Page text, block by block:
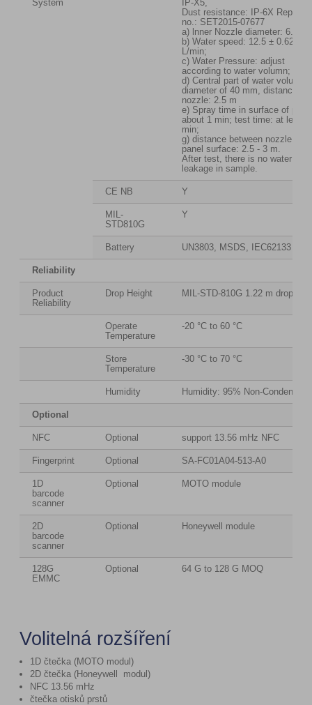
System
IP-X5,
Dust resistance: IP-6X Report
no.: SET2015-07677
a) lnner Nozzle diameter: 6.3
b) Water speed: 12.5 ± 0.625
L/min;
c) Water Pressure: adjust
according to water volumn;
d) Central part of water volumn:
diameter of 40 mm, distance
nozzle: 2.5 m
e) Spray time in surface of
about 1 min; test time: at least
min;
g) distance between nozzle and
panel surface: 2.5 - 3 m.
After test, there is no water
leakage in sample.
CE NB Y
MIL-
STD810G
Y
Battery UN3803, MSDS, IEC62133
Reliability
Product
Reliability
Drop Height MIL-STD-810G 1.22 m drop
Operate
Temperature
-20 °C to 60 °C
Store
Temperature
-30 °C to 70 °C
Humidity Humidity: 95% Non-Condensing
Optional
NFC Optional support 13.56 mHz NFC
Fingerprint Optional SA-FC01A04-513-A0
1D
barcode
scanner
Optional MOTO module
2D
barcode
scanner
Optional Honeywell module
128G
EMMC
Optional 64 G to 128 G MOQ
Volitelná rozšíření
1D čtečka (MOTO modul )
2D čtečka (Honeywell modul)
NFC 13.56 mHz
čtečka otisků prstů